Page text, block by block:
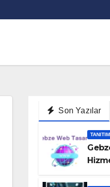
Son Yazılar
TANITIM